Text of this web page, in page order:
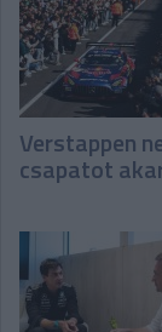
Verstappen
csapatot